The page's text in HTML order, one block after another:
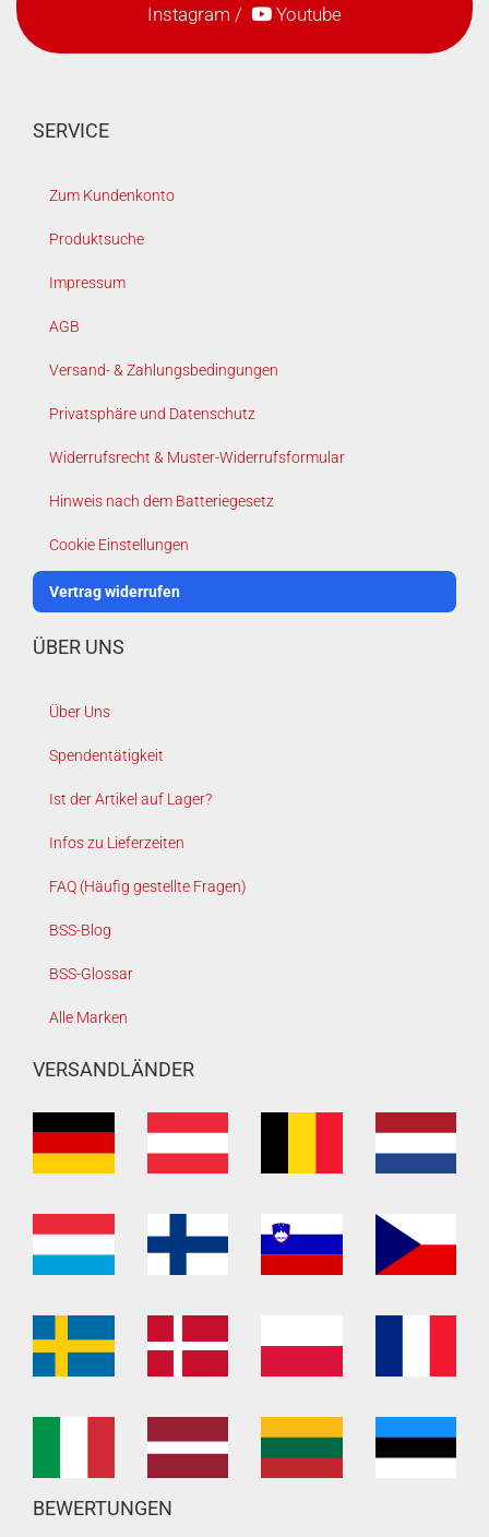
Instagram / Youtube
SERVICE
Zum Kundenkonto
Produktsuche
Impressum
AGB
Versand- & Zahlungsbedingungen
Privatsphäre und Datenschutz
Widerrufsrecht & Muster-Widerrufsformular
Hinweis nach dem Batteriegesetz
Cookie Einstellungen
Vertrag widerrufen
ÜBER UNS
Über Uns
Spendentätigkeit
Ist der Artikel auf Lager?
Infos zu Lieferzeiten
FAQ (Häufig gestellte Fragen)
BSS-Blog
BSS-Glossar
Alle Marken
VERSANDLÄNDER
BEWERTUNGEN